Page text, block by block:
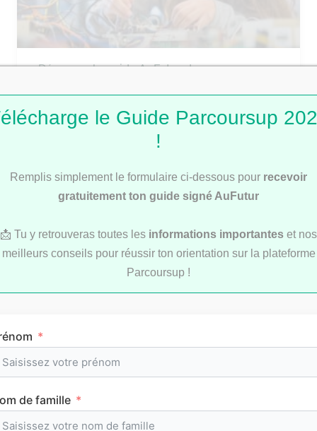
Découvre le guide AuFutur des concours
Découvre notre Guide des concours
Tous les articles
le Guide Parcoursup
!
Remplis simplement le formulaire ci-dessous pour recevoir
gratuitement ton guide signé AuFutur
📩 Tu y retrouveras toutes les informations importantes et nos
meilleurs conseils pour réussir ton orientation sur la plateforme
Parcoursup !
de famille